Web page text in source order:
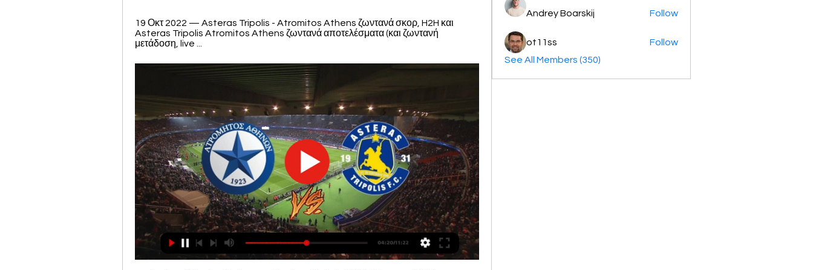
19 Οκτ 2022 — Asteras Tripolis - Atromitos Athens ζωντανά σκορ, H2H και
Asteras Tripolis Atromitos Athens ζωντανά αποτελέσματα (και ζωντανή
μετάδοση, live ...
Andrey Boarskij Follow
ot11ss
Follow
See All Members (350)